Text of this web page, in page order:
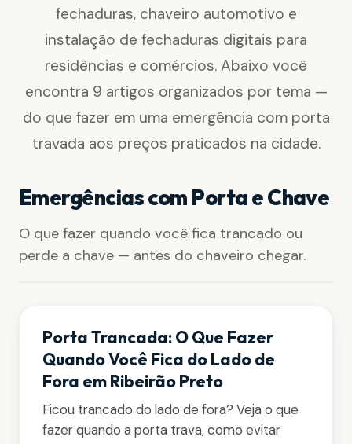
fechaduras, chaveiro automotivo e
instalação de fechaduras digitais para
residências e comércios. Abaixo você
encontra 9 artigos organizados por tema —
do que fazer em uma emergência com porta
travada aos preços praticados na cidade.
Emergências com Porta e Chave
O que fazer quando você fica trancado ou
perde a chave — antes do chaveiro chegar.
Porta Trancada: O Que Fazer
Quando Você Fica do Lado de
Fora em Ribeirão Preto
Ficou trancado do lado de fora? Veja o que
fazer quando a porta trava, como evitar